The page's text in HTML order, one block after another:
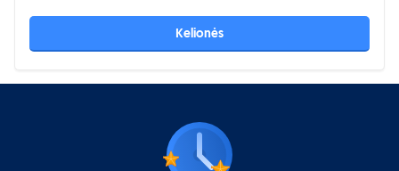
Kelionės